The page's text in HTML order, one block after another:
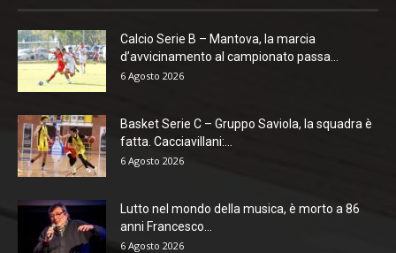
Calcio Serie B – Mantova, la marcia
d’avvicinamento al campionato passa...
6 Agosto 2026
Basket Serie C – Gruppo Saviola, la squadra è
fatta. Cacciavillani:...
6 Agosto 2026
Lutto nel mondo della musica, è morto a 86
anni Francesco...
6 Agosto 2026